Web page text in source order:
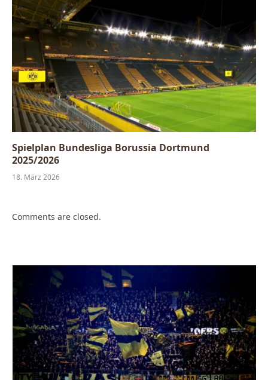
Spielplan Bundesliga Borussia Dortmund
2025/2026
18. März 2026
Comments are closed.